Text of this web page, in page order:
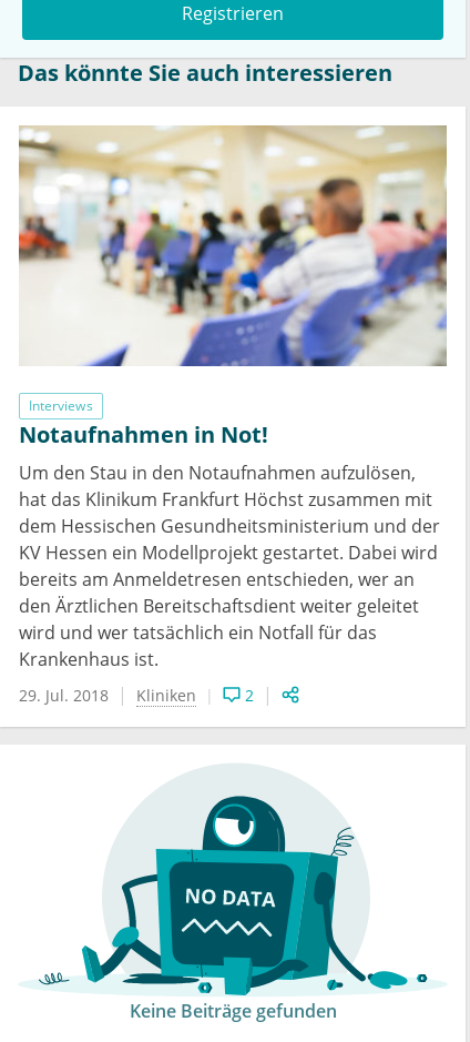
Registrieren
Das könnte Sie auch interessieren
Interviews
Notaufnahmen in Not!
Um den Stau in den Notaufnahmen aufzulösen,
hat das Klinikum Frankfurt Höchst zusammen mit
dem Hessischen Gesundheitsministerium und der
KV Hessen ein Modellprojekt gestartet. Dabei wird
bereits am Anmeldetresen entschieden, wer an
den Ärztlichen Bereitschaftsdient weiter geleitet
wird und wer tatsächlich ein Notfall für das
Krankenhaus ist.
29. Jul. 2018 Kliniken 2
Keine Beiträge gefunden